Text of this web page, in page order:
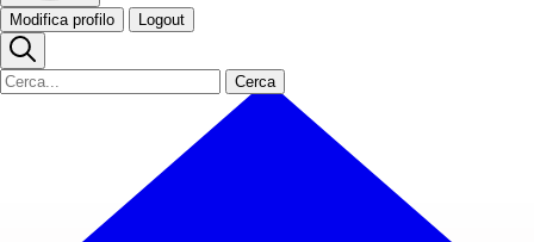
Modifica profilo Logout
Cerca